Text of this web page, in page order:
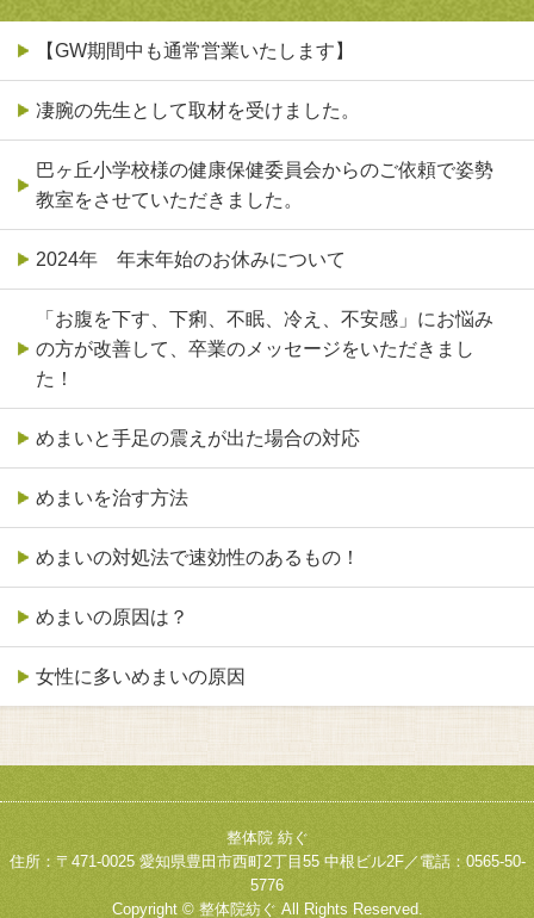
【GW期間中も通常営業いたします】
凄腕の先生として取材を受けました。
巴ヶ丘小学校様の健康保健委員会からのご依頼で姿勢
教室をさせていただきました。
2024年 年末年始のお休みについて
「お腹を下す、下痢、不眠、冷え、不安感」にお悩み
の方が改善して、卒業のメッセージをいただきまし
た！
めまいと手足の震えが出た場合の対応
めまいを治す方法
めまいの対処法で速効性のあるもの！
めまいの原因は？
女性に多いめまいの原因
整体院 紡ぐ
住所：〒471-0025 愛知県豊田市西町2丁目55 中根ビル2F／電話：0565-50-
5776
Copyright © 整体院紡ぐ All Rights Reserved.